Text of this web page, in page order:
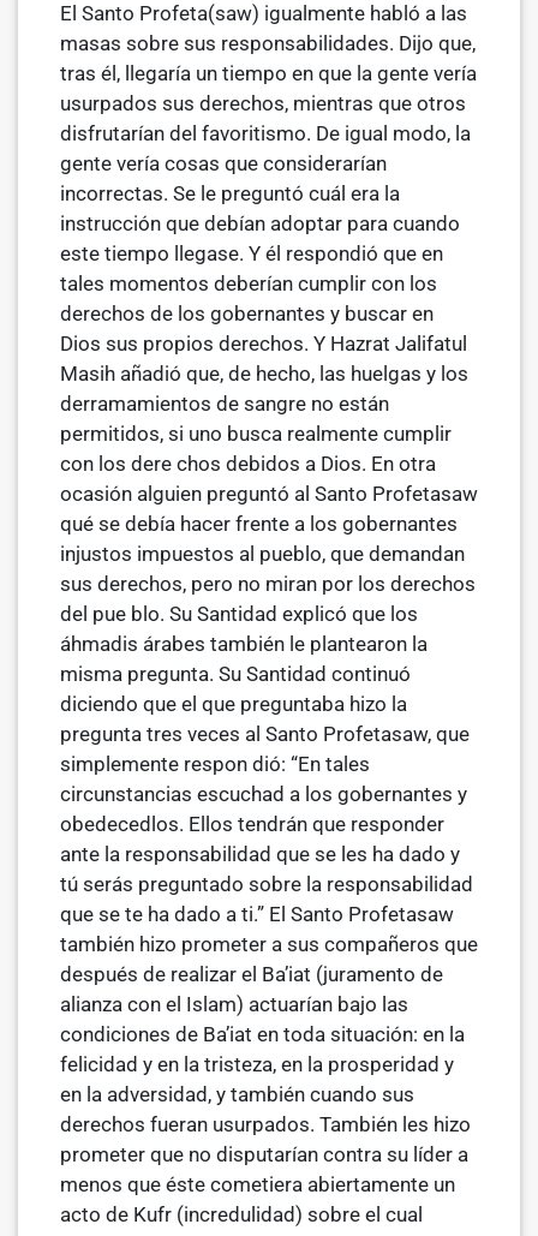
El Santo Profeta(saw) igualmente habló a las
masas sobre sus responsabilidades. Dijo que,
tras él, llegaría un tiempo en que la gente vería
usurpados sus derechos, mientras que otros
disfrutarían del favoritismo. De igual modo, la
gente vería cosas que considerarían
incorrectas. Se le preguntó cuál era la
instrucción que debían adoptar para cuando
este tiempo llega­se. Y él respondió que en
tales momentos deberían cumplir con los
derechos de los gobernantes y buscar en
Dios sus propios derechos. Y Hazrat Jalifatul
Masih añadió que, de hecho, las huelgas y los
derramamientos de sangre no están
permitidos, si uno busca realmente cumplir
con los dere­ chos debidos a Dios. En otra
ocasión alguien preguntó al Santo Profetasaw
qué se debía hacer frente a los gobernantes
injustos impuestos al pueblo, que demandan
sus derechos, pero no miran por los derechos
del pue­ blo. Su Santidad explicó que los
áhmadis árabes también le plantearon la
misma pregunta. Su Santidad continuó
diciendo que el que preguntaba hizo la
pregunta tres veces al Santo Profetasaw, que
simplemente respon­ dió: “En tales
circunstancias escuchad a los gobernantes y
obedecedlos. Ellos tendrán que responder
ante la responsabilidad que se les ha dado y
tú serás preguntado sobre la responsabilidad
que se te ha dado a ti.” El Santo Profetasaw
también hizo prometer a sus compañeros que
después de realizar el Ba’iat (juramento de
alianza con el Islam) actuarían bajo las
condiciones de Ba’iat en toda situación: en la
felicidad y en la tristeza, en la prosperidad y
en la adversidad, y también cuando sus
derechos fueran usurpados. También les hizo
prometer que no disputarían contra su líder a
menos que éste cometiera abiertamente un
acto de Kufr (incredulidad) sobre el cual